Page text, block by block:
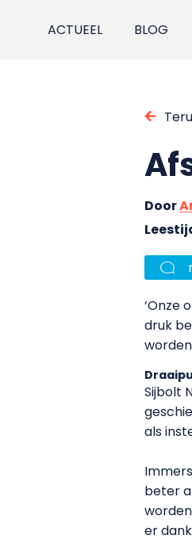
ACTUEEL BLOG
Door
‘Onze
druk
Sijbolt
als
beter
er